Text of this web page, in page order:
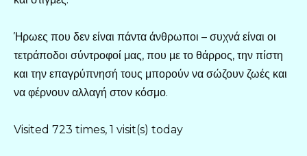
Ήρωες που δεν είναι πάντα άνθρωποι – συχνά είναι οι
τετράποδοι σύντροφοί μας, που με το θάρρος, την πίστη
και την επαγρύπνησή τους μπορούν να σώζουν ζωές και
να φέρνουν αλλαγή στον κόσμο.
Visited 723 times, 1 visit(s) today